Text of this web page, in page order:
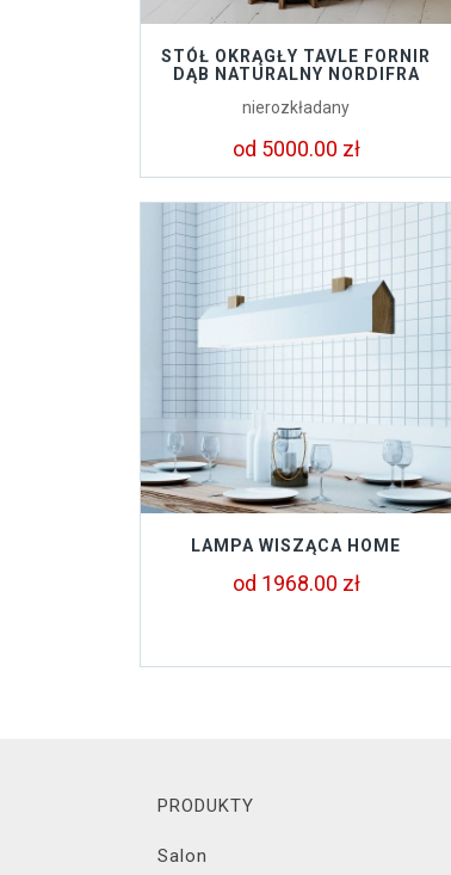
STÓŁ OKRĄGŁY TAVLE FORNIR
DĄB NATURALNY NORDIFRA
nierozkładany
od 5000.00 zł
LAMPA WISZĄCA HOME
od 1968.00 zł
PRODUKTY
Salon